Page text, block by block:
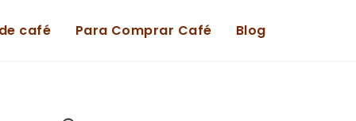
café Para Comprar Café Blog